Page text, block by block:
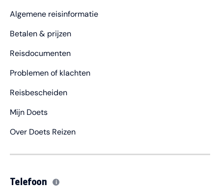
Algemene reisinformatie
Betalen & prijzen
Reisdocumenten
Problemen of klachten
Reisbescheiden
Mijn Doets
Over Doets Reizen
Telefoon i